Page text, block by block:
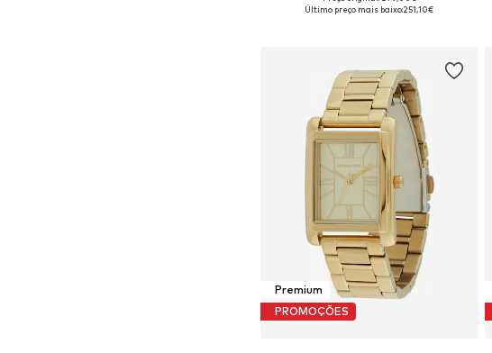
Tamanhos disponíveis: One Size
Último preço mais baixo:251,10€
Premium
PROMOÇÕES